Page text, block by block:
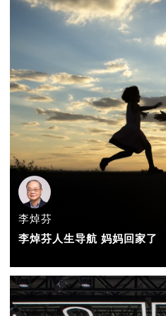
李焯芬
李焯芬人生导航 妈妈回家了